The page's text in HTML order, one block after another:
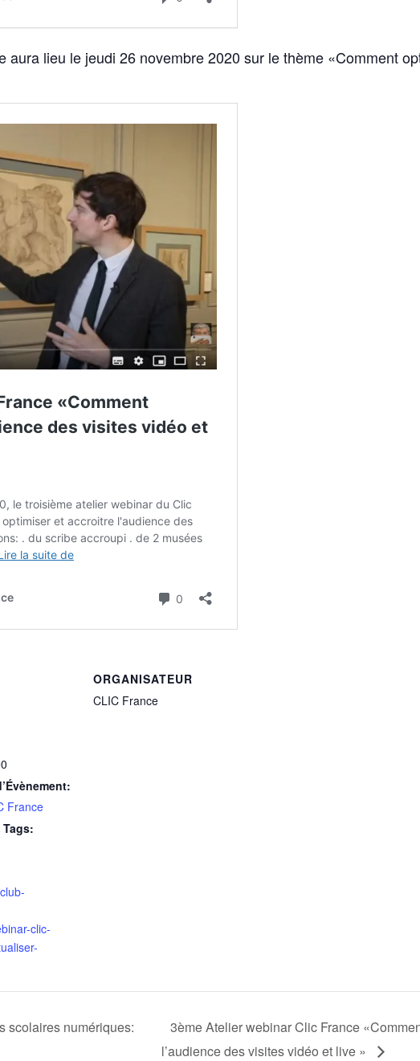
aura lieu le jeudi 26 novembre 2020 sur le thème «Comment
France
Tags:
clic-
ORGANISATEUR
CLIC France
scolaires numériques:
3ème Atelier webinar Clic France
l’audience des visites vidéo et live »